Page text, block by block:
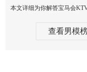
查看男模